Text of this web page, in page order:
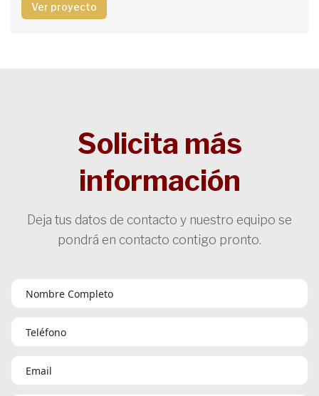
Ver proyecto
Solicita más
información
Deja tus datos de contacto y nuestro equipo se
pondrá en contacto contigo pronto.